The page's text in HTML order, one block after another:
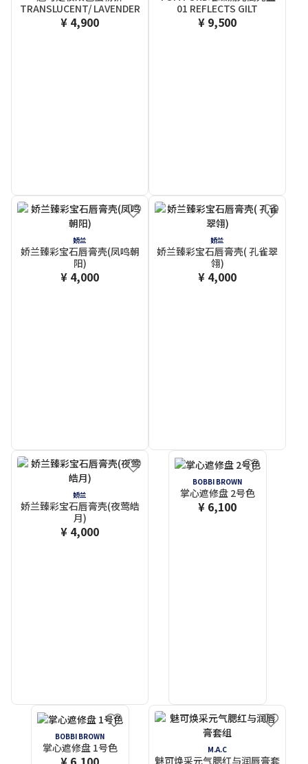
TRANSLUCENT/ LAVENDER
¥ 4,900
01 REFLECTS GILT
¥ 9,500
娇兰
娇兰臻彩宝石唇膏壳(凤鸣朝
阳)
¥ 4,000
娇兰
娇兰臻彩宝石唇膏壳( 孔雀翠
翎)
¥ 4,000
娇兰
娇兰臻彩宝石唇膏壳(夜莺皓
月)
¥ 4,000
BOBBI BROWN
掌心遮修盘 2号色
¥ 6,100
BOBBI BROWN
掌心遮修盘 1号色 M.A.C
魅可焕采元气腮红与润唇膏套